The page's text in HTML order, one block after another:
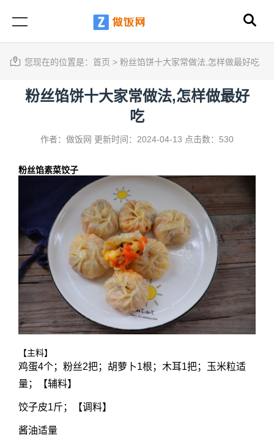
您现在的位置是： 首页 > 粉丝馅饼十大家常做法,怎样做最好吃
粉丝馅饼十大家常做法,怎样做最好
吃
作者：做饭网 更新时间：2024-04-13 点击数：530
粉丝馅素菜饺子
【主料】
鸡蛋4个；粉丝2把；胡萝卜1根；木耳1把；玉米粒适
量；【辅料】
饺子皮1斤；【调料】
酱油适量